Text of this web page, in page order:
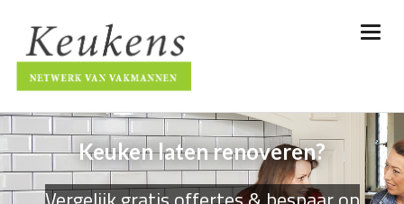
Keuken laten renoveren?